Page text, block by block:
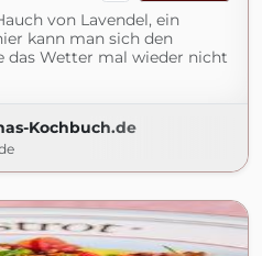
von Lavendel, ein
kann man sich den
das Wetter mal wieder nicht
Kochbuch.de